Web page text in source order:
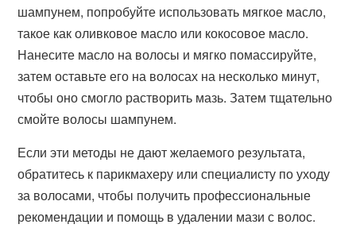
шампунем, попробуйте использовать мягкое масло,
такое как оливковое масло или кокосовое масло.
Нанесите масло на волосы и мягко помассируйте,
затем оставьте его на волосах на несколько минут,
чтобы оно смогло растворить мазь. Затем тщательно
смойте волосы шампунем.
Если эти методы не дают желаемого результата,
обратитесь к парикмахеру или специалисту по уходу
за волосами, чтобы получить профессиональные
рекомендации и помощь в удалении мази с волос.